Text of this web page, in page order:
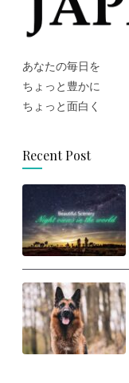
あなたの毎日を
ちょっと豊かに
ちょっと面白く
Recent Post